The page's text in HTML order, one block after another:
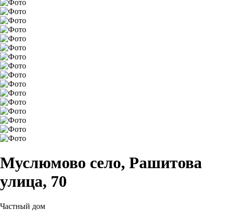
Муслюмово село, Рашитова
улица, 70
Частный дом